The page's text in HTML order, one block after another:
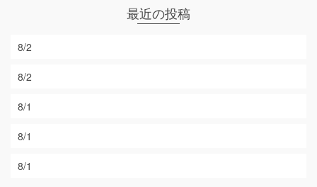
最近の投稿
8/2
8/2
8/1
8/1
8/1